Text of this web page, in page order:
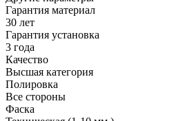
Гарантия материал
30 лет
Гарантия установка
3 года
Качество
Высшая категория
Полировка
Все стороны
Фаска